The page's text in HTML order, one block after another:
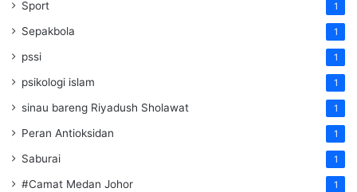
Sport 1
Sepakbola 1
pssi 1
psikologi islam 1
sinau bareng Riyadush Sholawat 1
Peran Antioksidan 1
Saburai 1
#Camat Medan Johor 1